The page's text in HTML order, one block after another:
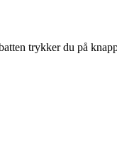
trykker du på